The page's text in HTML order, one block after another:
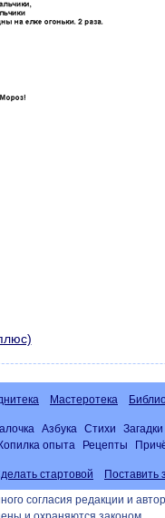
Мастеротека
Азбука Стихи Загадки
опыта Рецепты
стартовой Поставить
согласия редакции и